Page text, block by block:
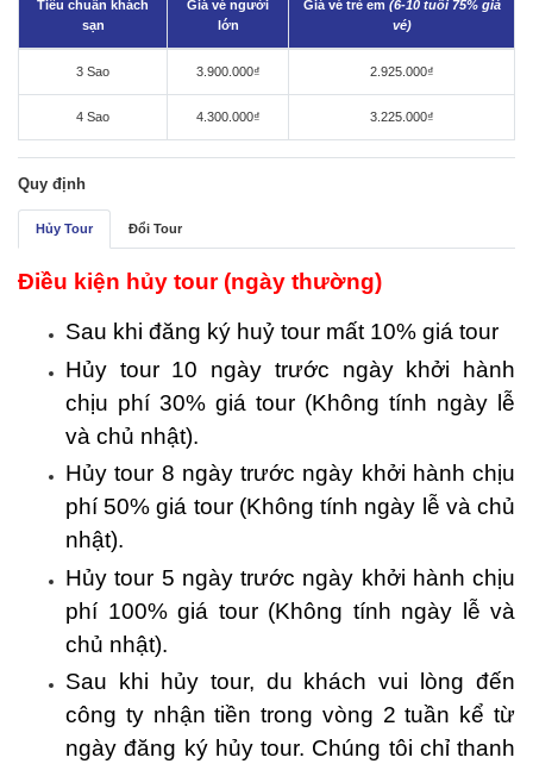
Tiêu chuẩn khách
sạn
Giá vé người
lớn
Giá vé trẻ em (6-10 tuổi 75% giá
vé)
3 Sao 3.900.000₫ 2.925.000₫
4 Sao 4.300.000₫ 3.225.000₫
Quy định
Hủy Tour Đổi Tour
Điều kiện hủy tour (ngày thường)
Sau khi đăng ký huỷ tour mất 10% giá tour
Hủy tour 10 ngày trước ngày khởi hành
chịu phí 30% giá tour (Không tính ngày lễ
và chủ nhật).
Hủy tour 8 ngày trước ngày khởi hành chịu
phí 50% giá tour (Không tính ngày lễ và chủ
nhật).
Hủy tour 5 ngày trước ngày khởi hành chịu
phí 100% giá tour (Không tính ngày lễ và
chủ nhật).
Sau khi hủy tour, du khách vui lòng đến
công ty nhận tiền trong vòng 2 tuần kể từ
ngày đăng ký hủy tour. Chúng tôi chỉ thanh